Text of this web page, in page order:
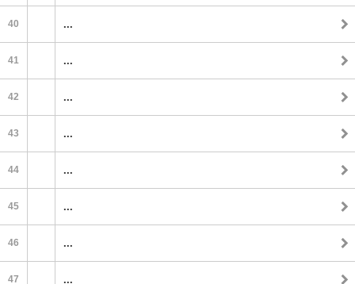
40 ...
41 ...
42 ...
43 ...
44 ...
45 ...
46 ...
47 ...